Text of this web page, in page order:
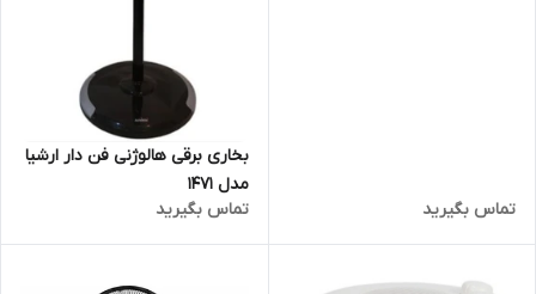
تماس بگیرید
بخاری برقی هالوژنی فن دار ارشیا
مدل ۱۴۷۱
تماس بگیرید